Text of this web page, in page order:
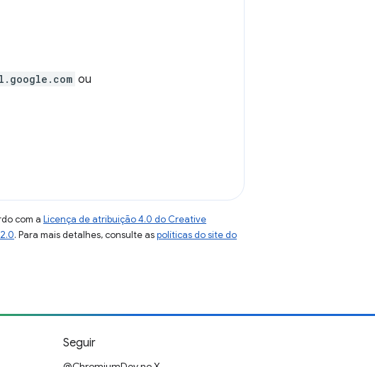
ou
com a Licença de atribuição 4.0 do Creative
. Para mais detalhes, consulte aspolíticas do site do
Seguir